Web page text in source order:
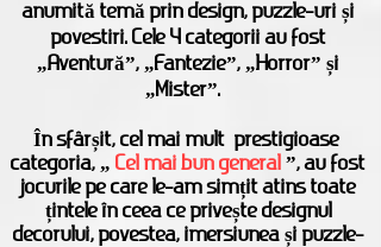
anumită temă prin design, puzzle-uri și
povestiri. Cele 4 categorii au fost
„Aventură”, „Fantezie”, „Horror” și
„Mister”.
În sfârșit, cel mai mult prestigioase
categoria, „ Cel mai bun general ”, au fost
jocurile pe care le-am simțit atins toate
țintele în ceea ce privește designul
decorului, povestea, imersiunea și puzzle-